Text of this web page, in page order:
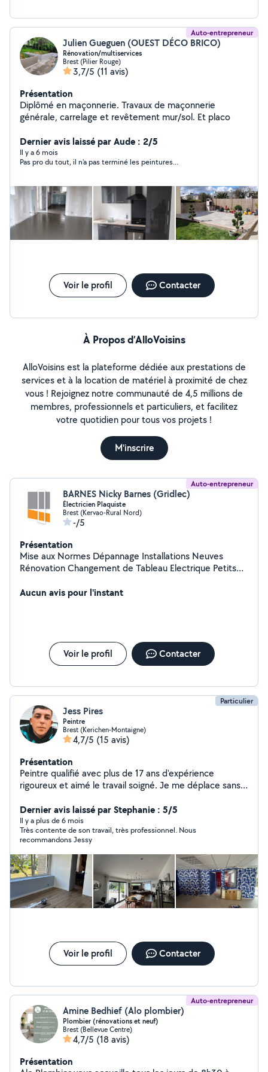
Auto-entrepreneur
Julien Gueguen (OUEST DÉCO BRICO)
Rénovation/multiservices
Brest (Pilier Rouge)
3,7/5 (11 avis)
Présentation
Diplômé en maçonnerie. Travaux de maçonnerie
générale, carrelage et revêtement mur/sol. Et placo
Dernier avis laissé par Aude : 2/5
Il y a 6 mois
Pas pro du tout, il n'a pas terminé les peintures...
Voir le profil Contacter
À Propos d’AlloVoisins
AlloVoisins est la plateforme dédiée aux prestations de
services et à la location de matériel à proximité de chez
vous ! Rejoignez notre communauté de 4,5 millions de
membres, professionnels et particuliers, et facilitez
votre quotidien pour tous vos projets !
M'inscrire
Auto-entrepreneur
BARNES Nicky Barnes (Gridlec)
Électricien Plaquiste
Brest (Kervao-Rural Nord)
-/5
Présentation
Mise aux Normes Dépannage Installations Neuves
Rénovation Changement de Tableau Electrique Petits
Vérification des installations Devis Gratuits Assurance
Aucun avis pour l'instant
Voir le profil Contacter
Particulier
Jess Pires
Peintre
Brest (Kerichen-Montaigne)
4,7/5 (15 avis)
Présentation
Peintre qualifié avec plus de 17 ans d'expérience
rigoureux et aimé le travail soigné. Je me déplace sans
Dernier avis laissé par Stephanie : 5/5
Il y a plus de 6 mois
Très contente de son travail, très professionnel. Nous
recommandons Jessy
Voir le profil Contacter
Auto-entrepreneur
Amine Bedhief (Alo plombier)
Plombier (rénovations et neuf)
Brest (Bellevue Centre)
4,7/5 (18 avis)
Présentation